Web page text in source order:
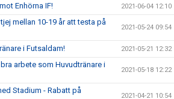
Enhörna IF! 2021-06-04 12:10
mellan 10-19 år att testa på
2021-05-24 09:54
i Futsaldam! 2021-05-21 12:32
arbete som Huvudtränare i
2021-05-18 12:22
Stadium - Rabatt på
2021-04-21 10:54